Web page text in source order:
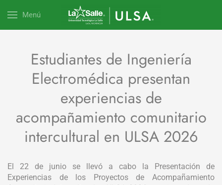
Menú
Estudiantes de Ingeniería
Electromédica presentan
experiencias de
acompañamiento comunitario
intercultural en ULSA 2026
El 22 de junio se llevó a cabo la Presentación de
Experiencias de los Proyectos de Acompañamiento